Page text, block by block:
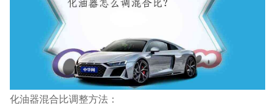
化油器混合比调整方法：